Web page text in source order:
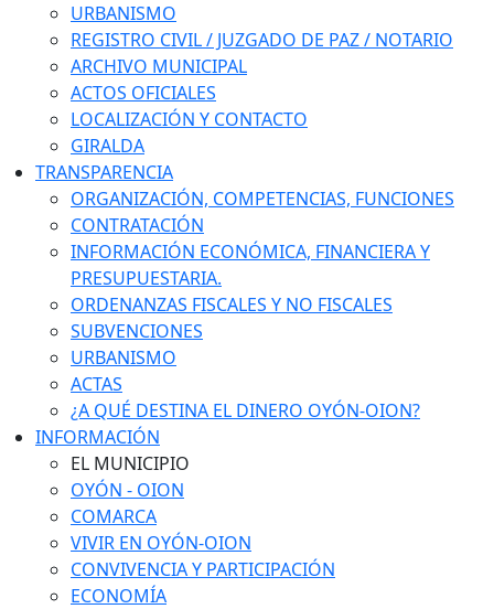
URBANISMO
REGISTRO CIVIL / JUZGADO DE PAZ / NOTARIO
ARCHIVO MUNICIPAL
ACTOS OFICIALES
LOCALIZACIÓN Y CONTACTO
GIRALDA
TRANSPARENCIA
ORGANIZACIÓN, COMPETENCIAS, FUNCIONES
CONTRATACIÓN
INFORMACIÓN ECONÓMICA, FINANCIERA Y
PRESUPUESTARIA.
ORDENANZAS FISCALES Y NO FISCALES
SUBVENCIONES
URBANISMO
ACTAS
¿A QUÉ DESTINA EL DINERO OYÓN-OION?
INFORMACIÓN
EL MUNICIPIO
OYÓN - OION
COMARCA
VIVIR EN OYÓN-OION
CONVIVENCIA Y PARTICIPACIÓN
ECONOMÍA